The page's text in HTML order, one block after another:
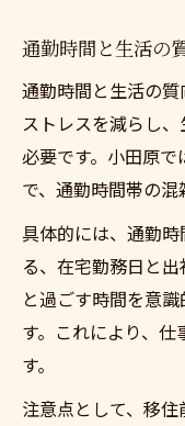
通勤時間と生活の
通勤時間と生活の
ストレスを減らし
必要です。小田原
で、通勤時間帯の混
具体的には、通勤
る、在宅勤務日と
と過ごす時間を意
す。これにより、
す。
注意点として、移